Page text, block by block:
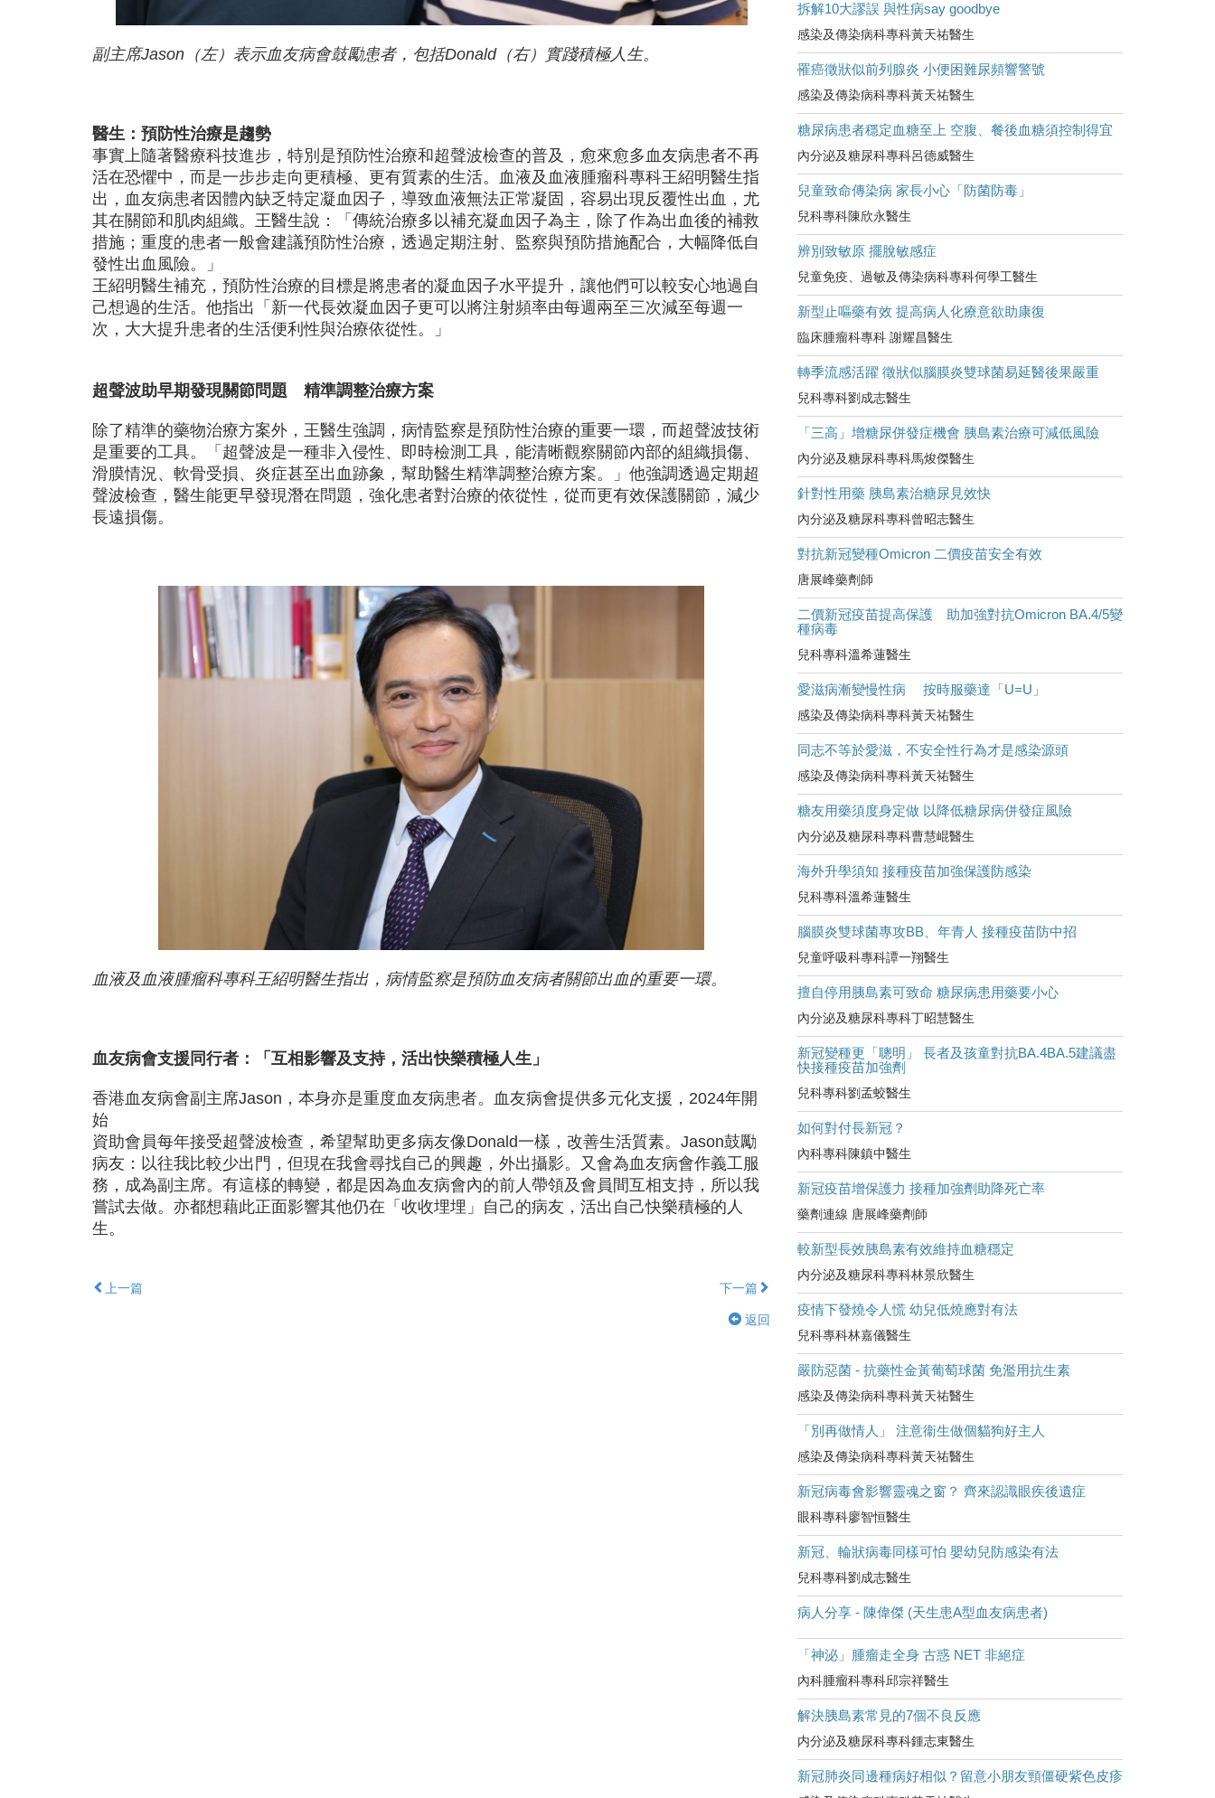
副主席Jason（左）表示血友病會鼓勵患者，包括Donald（右）實踐積極人生。
醫生：預防性治療是趨勢
事實上隨著醫療科技進步，特別是預防性治療和超聲波檢查的普及，愈來愈多血友病患者不再
活在恐懼中，而是一步步走向更積極、更有質素的生活。血液及血液腫瘤科專科王紹明醫生指
出，血友病患者因體內缺乏特定凝血因子，導致血液無法正常凝固，容易出現反覆性出血，尤
其在關節和肌肉組織。王醫生說：「傳統治療多以補充凝血因子為主，除了作為出血後的補救
措施；重度的患者一般會建議預防性治療，透過定期注射、監察與預防措施配合，大幅降低自
發性出血風險。」
王紹明醫生補充，預防性治療的目標是將患者的凝血因子水平提升，讓他們可以較安心地過自
己想過的生活。他指出「新一代長效凝血因子更可以將注射頻率由每週兩至三次減至每週一
次，大大提升患者的生活便利性與治療依從性。」
超聲波助早期發現關節問題 精準調整治療方案
除了精準的藥物治療方案外，王醫生強調，病情監察是預防性治療的重要一環，而超聲波技術
是重要的工具。「超聲波是一種非入侵性、即時檢測工具，能清晰觀察關節內部的組織損傷、
滑膜情況、軟骨受損、炎症甚至出血跡象，幫助醫生精準調整治療方案。」他強調透過定期超
聲波檢查，醫生能更早發現潛在問題，強化患者對治療的依從性，從而更有效保護關節，減少
長遠損傷。
血液及血液腫瘤科專科王紹明醫生指出，病情監察是預防血友病者關節出血的重要一環。
血友病會支援同行者：「互相影響及支持，活出快樂積極人生」
香港血友病會副主席Jason，本身亦是重度血友病患者。血友病會提供多元化支援，2024年開
始
資助會員每年接受超聲波檢查，希望幫助更多病友像Donald一樣，改善生活質素。Jason鼓勵
病友：以往我比較少出門，但現在我會尋找自己的興趣，外出攝影。又會為血友病會作義工服
務，成為副主席。有這樣的轉變，都是因為血友病會內的前人帶領及會員間互相支持，所以我
嘗試去做。亦都想藉此正面影響其他仍在「收收埋埋」自己的病友，活出自己快樂積極的人
生。
上一篇 下一篇
返回
拆解10大謬誤 與性病say goodbye
感染及傳染病科專科黃天祐醫生
罹癌徵狀似前列腺炎 小便困難尿頻響警號
感染及傳染病科專科黃天祐醫生
糖尿病患者穩定血糖至上 空腹、餐後血糖須控制得宜
內分泌及糖尿科專科呂德威醫生
兒童致命傳染病 家長小心「防菌防毒」
兒科專科陳欣永醫生
辨別致敏原 擺脫敏感症
兒童免疫、過敏及傳染病科專科何學工醫生
新型止嘔藥有效 提高病人化療意欲助康復
臨床腫瘤科專科 謝耀昌醫生
轉季流感活躍 徵狀似腦膜炎雙球菌易延醫後果嚴重
兒科專科劉成志醫生
「三高」增糖尿併發症機會 胰島素治療可減低風險
內分泌及糖尿科專科馬焌傑醫生
針對性用藥 胰島素治糖尿見效快
內分泌及糖尿科專科曾昭志醫生
對抗新冠變種Omicron 二價疫苗安全有效
唐展峰藥劑師
二價新冠疫苗提高保護 助加強對抗Omicron BA.4/5變
種病毒
兒科專科溫希蓮醫生
愛滋病漸變慢性病 按時服藥達「U=U」
感染及傳染病科專科黃天祐醫生
同志不等於愛滋，不安全性行為才是感染源頭
感染及傳染病科專科黃天祐醫生
糖友用藥須度身定做 以降低糖尿病併發症風險
內分泌及糖尿科專科曹慧崐醫生
海外升學須知 接種疫苗加強保護防感染
兒科專科溫希蓮醫生
腦膜炎雙球菌專攻BB、年青人 接種疫苗防中招
兒童呼吸科專科譚一翔醫生
擅自停用胰島素可致命 糖尿病患用藥要小心
內分泌及糖尿科專科丁昭慧醫生
新冠變種更「聰明」 長者及孩童對抗BA.4BA.5建議盡
快接種疫苗加強劑
兒科專科劉孟蛟醫生
如何對付長新冠？
內科專科陳鎮中醫生
新冠疫苗增保護力 接種加強劑助降死亡率
藥劑連線 唐展峰藥劑師
較新型長效胰島素有效維持血糖穩定
内分泌及糖尿科專科林景欣醫生
疫情下發燒令人慌 幼兒低燒應對有法
兒科專科林嘉儀醫生
嚴防惡菌 - 抗藥性金黃葡萄球菌 免濫用抗生素
感染及傳染病科專科黃天祐醫生
「別再做情人」 注意衞生做個貓狗好主人
感染及傳染病科專科黃天祐醫生
新冠病毒會影響靈魂之窗？ 齊來認識眼疾後遺症
眼科專科廖智恒醫生
新冠、輪狀病毒同樣可怕 嬰幼兒防感染有法
兒科專科劉成志醫生
病人分享 - 陳偉傑 (天生患A型血友病患者)
「神泌」腫瘤走全身 古惑 NET 非絕症
內科腫瘤科專科邱宗祥醫生
解決胰島素常見的7個不良反應
内分泌及糖尿科專科鍾志東醫生
新冠肺炎同邊種病好相似？留意小朋友頸僵硬紫色皮疹